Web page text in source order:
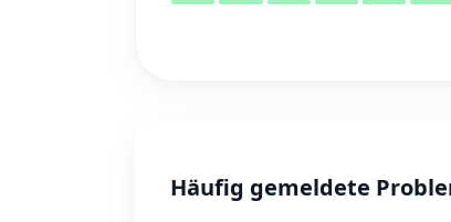
Häufig gemeldete